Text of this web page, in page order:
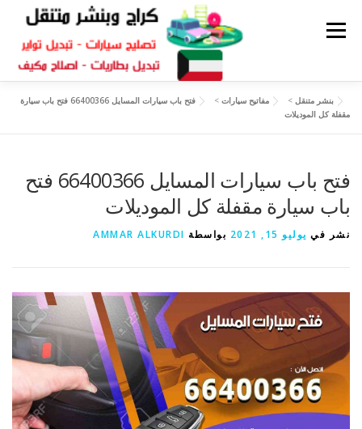
القائمة
كراج متنقل
بنشر متنقل سكراب قطع غيار
بنشر متنقل > مفاتيح سيارات >
فتح باب سيارات المسايل 66400366 فتح باب سيارة
مقفلة كل الموديلات
فتح باب سيارات المسايل 66400366 فتح
باب سيارة مقفلة كل الموديلات
نشر في يوليو 15, 2021 بواسطة AMMAR ALKURDI